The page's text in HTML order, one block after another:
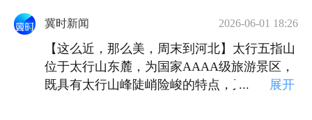
冀时新闻 2026-06-01 18:26
【这么近，那么美，周末到河北】太行五指山
位于太行山东麓，为国家AAAA级旅游景区，
既具有太行山峰陡峭险峻的特点，又有原始森
... 展开